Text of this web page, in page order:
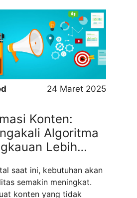
24 Maret 2025
Konten:
Algoritma
Lebih
saat ini, kebutuhan akan
semakin meningkat.
konten yang tidak